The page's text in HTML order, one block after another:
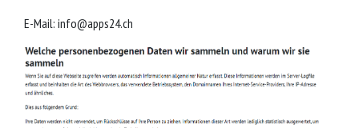
E-Mail: info@apps24.ch